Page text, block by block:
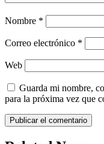
Nombre *
Correo electrónico *
Web
Guarda mi nombre,
para la próxima vez que